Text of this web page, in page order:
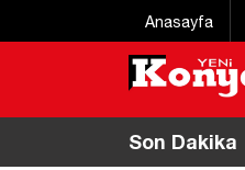
Anasayfa
Son Dakika